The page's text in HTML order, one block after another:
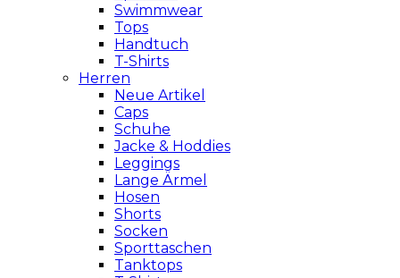
Swimmwear
Tops
Handtuch
T-Shirts
Herren
Neue Artikel
Caps
Schuhe
Jacke & Hoddies
Leggings
Lange Ärmel
Hosen
Shorts
Socken
Sporttaschen
Tanktops